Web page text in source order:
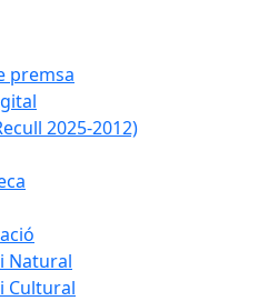
premsa
2025-2012)
Natural
Cultural